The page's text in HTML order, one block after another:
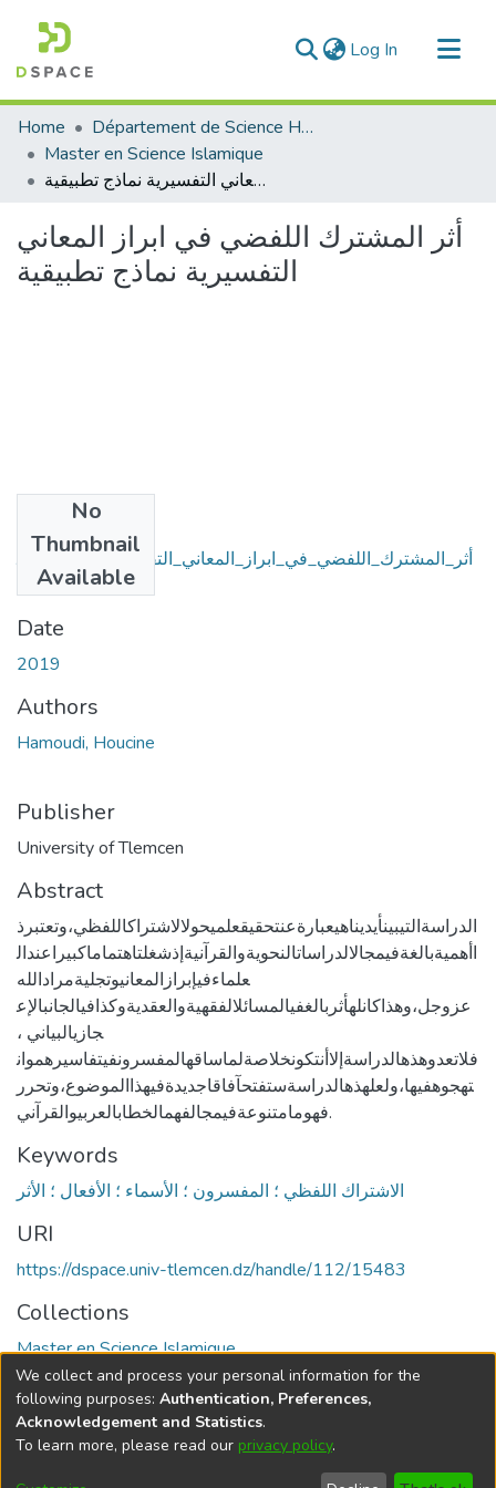
Log In (current)
Communities & Collections
All of DSpace
Statistics
Home
Département de Science Humaine
Master en Science Islamique
أثر المشترك اللفضي في ابراز المعاني التفسيرية نماذج تطبيقية
أثر المشترك اللفضي في ابراز المعاني
التفسيرية نماذج تطبيقية
No
Thumbnail
Available
أثر_المشترك_اللفضي_في_ابراز_المعاني_التفسيرية_نماذج_تطبي
قيةpdf(7.27 MB)
Date
2019
Authors
Hamoudi, Houcine
Publisher
University of Tlemcen
Abstract
الدراسةالتيبينأيديناهيعبارةعنتحقيقعلميحولالاشتراكاللفظي،وتعتبرذ
اأهميةبالغةفيمجالالدراساتالنحويةوالقرآنيةإذشغلتاهتماماكبيراعندال
علماءفيإبرازالمعانيوتجليةمرادالله
عزوجل،وهذاكانلهأثربالغفيالمسائلالفقهيةوالعقديةوكذافيالجانبالإع
جازيالبياني ،
فلاتعدوهذهالدراسةإلاأنتكونخلاصةلماساقهالمفسرونفيتفاسيرهموان
تهجوهفيها،ولعلهذهالدراسةستفتحآفاقاجديدةفيهذاالموضوع،وتحرر
فهومامتنوعةفيمجالفهمالخطابالعربيوالقرآني.
Keywords
الاشتراك اللفظي ؛ المفسرون ؛ الأسماء ؛ الأفعال ؛ الأثر
URI
https://dspace.univ-tlemcen.dz/handle/112/15483
Collections
Master en Science Islamique
Full item page
DSpace softwarecopyright © 2002-2026
Cookie End User Send
We collect and process your personal information for the
following purposes: Authentication, Preferences,
Acknowledgement and Statistics.
To learn more, please read our privacy policy.